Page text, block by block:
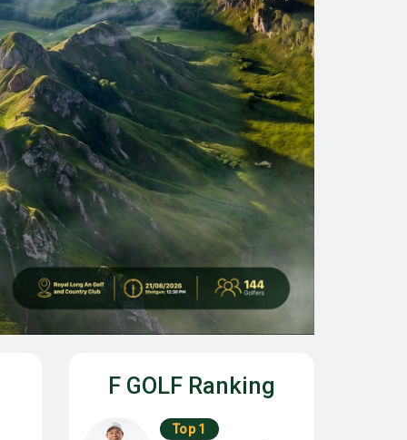
F GOLF Ranking
Top 1